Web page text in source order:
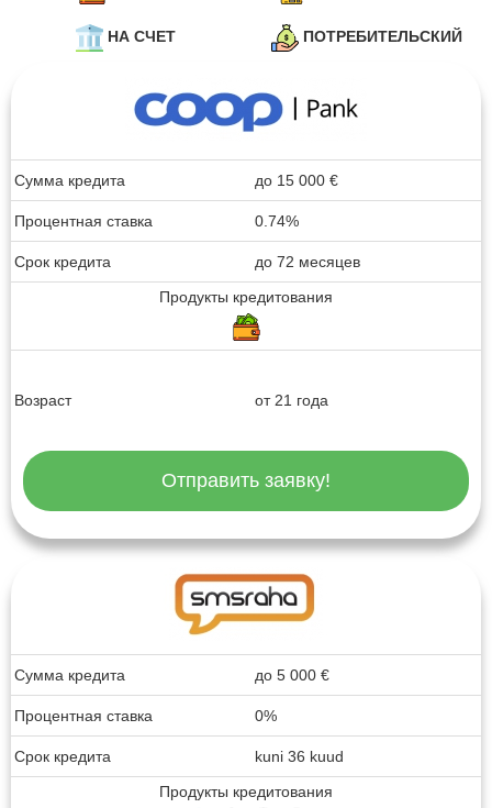
НА СЧЕТ ПОТРЕБИТЕЛЬСКИЙ
Сумма кредита до 15 000 €
Процентная ставка 0.74%
Срок кредита
до 72 месяцев
Продукты кредитования
Возраст от 21 года
Отправить заявку!
Сумма кредита до 5 000 €
Процентная ставка 0%
Срок кредита
kuni 36 kuud
Продукты кредитования